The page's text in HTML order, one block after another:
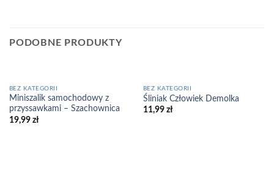
PODOBNE PRODUKTY
BEZ KATEGORII
Miniszalik samochodowy z
przyssawkami – Szachownica
19,99 zł
BEZ KATEGORII
Śliniak Człowiek Demolka
11,99 zł